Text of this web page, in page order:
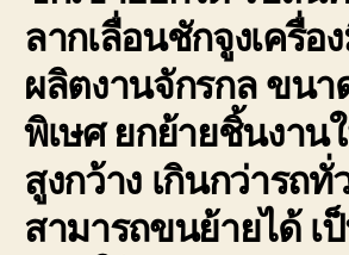
ลากเลื่อนชักจูงเครื่อ
ผลิตงานจักรกล ขน
พิเษศ ยกย้ายชิ้นงาน
สูงกว้าง เกินกว่ารถทั่
สามารถขนย้ายได้ เ